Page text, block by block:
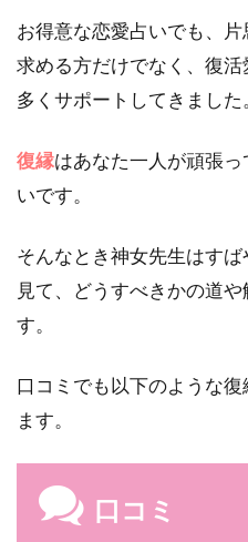
お得意な恋愛占いでも、
求める方だけでなく、復
多くサポートしてきました
復縁はあなた一人が頑張
いです。
そんなとき神女先生はす
見て、どうすべきかの道
す。
口コミでも以下のような
ます。
口コミ